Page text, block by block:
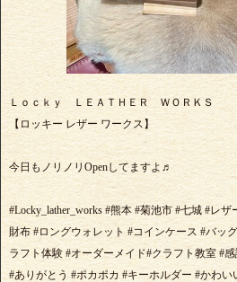
Ｌｏｃｋｙ ＬＥＡＴＨＥＲ ＷＯＲＫＳ
【ロッキー レザー ワークス】
今日もノリノリOpenしてますよ♬
#Locky_lather_works #熊本 #菊池市 #七城 #レ
財布 #ロングウォレット #コインケース #バッ
ラフト体験 #オーダーメイド#クラフト教室 #
#ありがとう #ポカポカ #キーホルダー #かわい